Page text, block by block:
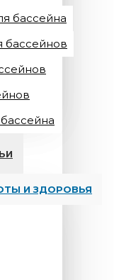
бассейна
бассейнов
И ЗДОРОВЬЯ